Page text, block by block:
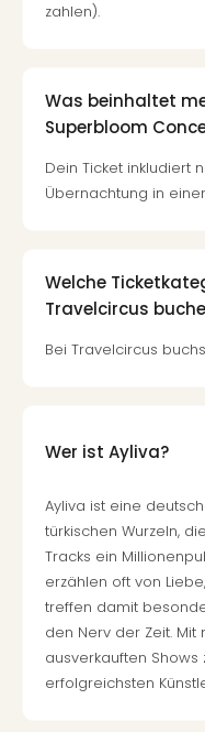
zahlen).
Was beinhaltet
Superbloom
Dein Ticket inkludiert
Übernachtung in
Welche
Travelcircus
Bei Travelcircus
Wer ist Ayliva?
Ayliva ist eine
türkischen Wurzeln,
Tracks ein
erzählen oft von
treffen damit
den Nerv der Zeit.
ausverkauften
erfolgreichsten